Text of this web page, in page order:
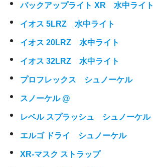
バックアップライト XR 水中ライト
イオス 5LRZ 水中ライト
イオス 20LRZ 水中ライト
イオス 32LRZ 水中ライト
プロフレックス シュノーケル
スノーケル @
レベル スプラッシュ シュノーケル
エルゴ ドライ シュノーケル
XR-マスク ストラップ